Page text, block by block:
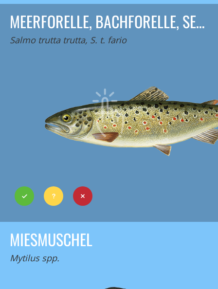
MEERFORELLE, BACHFORELLE, SEEFORELLE
Salmo trutta trutta, S. t. fario
MIESMUSCHEL
Mytilus spp.